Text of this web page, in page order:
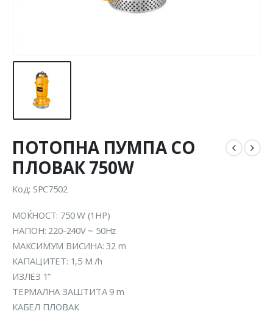
ПОТОПНА ПУМПА СО
ПЛОВАК 750W
Код: SPC7502
МОЌНОСТ: 750 W (1HP)
НАПОН: 220-240V ~ 50Hz
МАКСИМУМ ВИСИНА: 32 m
КАПАЦИТЕТ: 1,5 М /h
ИЗЛЕЗ 1”
ТЕРМАЛНА ЗАШТИТА 9 m
КАБЕЛ ПЛОВАК